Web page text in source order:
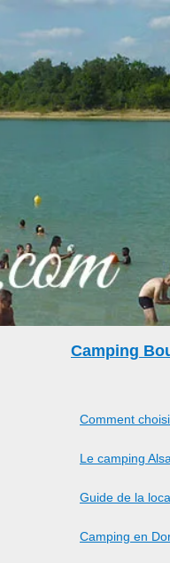
Camping
Comment
Le camping
Guide de la
Camping en